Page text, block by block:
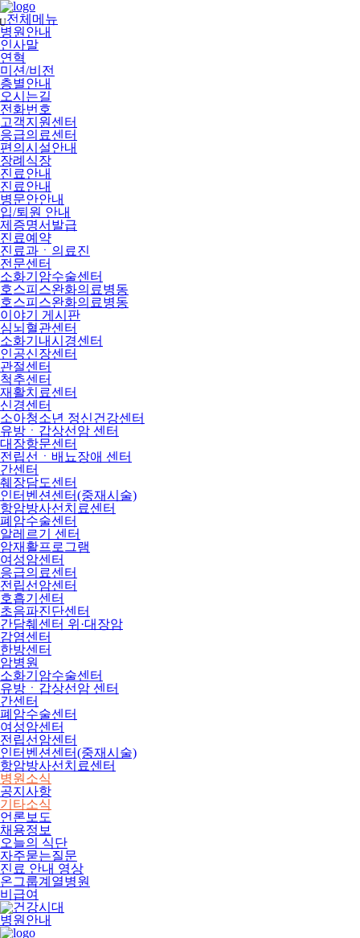
메
뉴
건
너
뛰
기
전체메뉴
병원안내
인사말
연혁
미션/비전
층별안내
오시는길
전화번호
고객지원센터
응급의료센터
편의시설안내
장례식장
진료안내
진료안내
병문안안내
입/퇴원 안내
제증명서발급
진료예약
진료과ㆍ의료진
전문센터
소화기암수술센터
호스피스완화의료병동
호스피스완화의료병동
이야기 게시판
심뇌혈관센터
소화기내시경센터
인공신장센터
관절센터
척추센터
재활치료센터
신경센터
소아청소년 정신건강센터
유방ㆍ갑상선암 센터
대장항문센터
전립선ㆍ배뇨장애 센터
간센터
췌장담도센터
인터벤션센터(중재시술)
항암방사선치료센터
폐암수술센터
알레르기 센터
암재활프로그램
여성암센터
응급의료센터
전립선암센터
호흡기센터
초음파진단센터
간담췌센터 위·대장암
감염센터
한방센터
암병원
소화기암수술센터
유방ㆍ갑상선암 센터
간센터
폐암수술센터
여성암센터
전립선암센터
인터벤션센터(중재시술)
항암방사선치료센터
병원소식
공지사항
기타소식
언론보도
채용정보
오늘의 식단
자주묻는질문
진료 안내 영상
온그룹계열병원
비급여
병원안내